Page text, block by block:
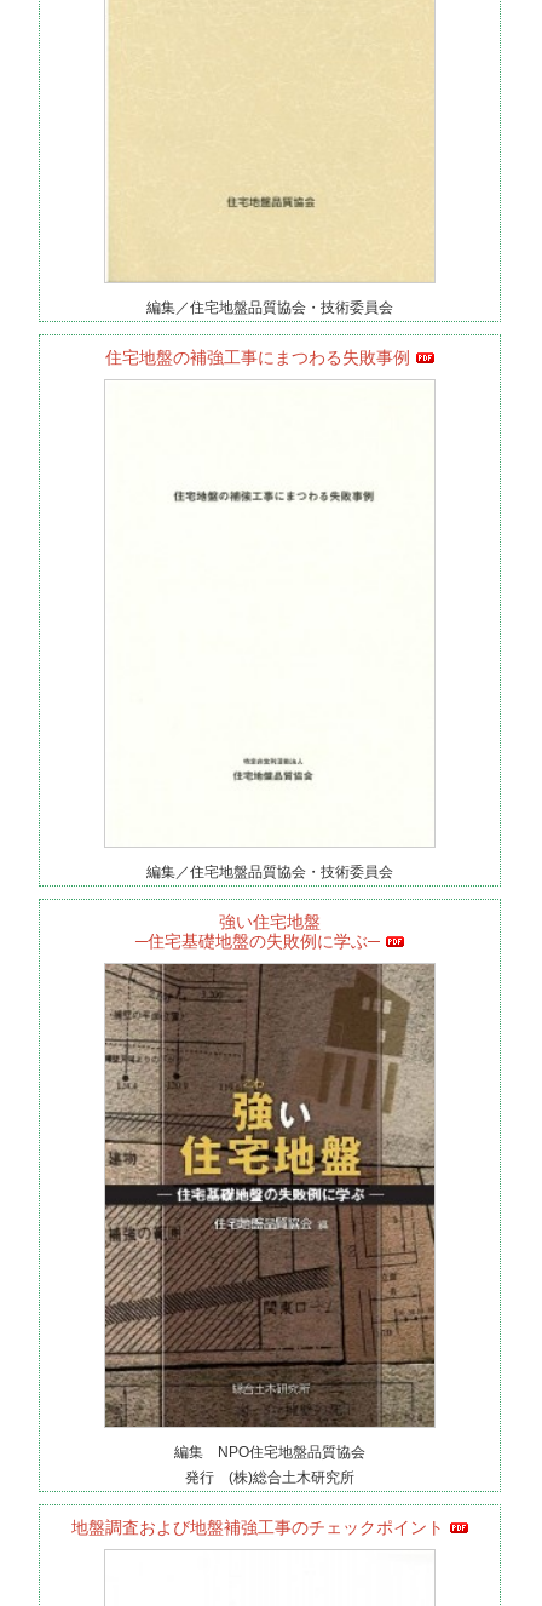
編集／住宅地盤品質協会・技術委員会
住宅地盤の補強工事にまつわる失敗事例
編集／住宅地盤品質協会・技術委員会
強い住宅地盤
─住宅基礎地盤の失敗例に学ぶ─
編集 NPO住宅地盤品質協会
発行 (株)総合土木研究所
地盤調査および地盤補強工事のチェックポイント